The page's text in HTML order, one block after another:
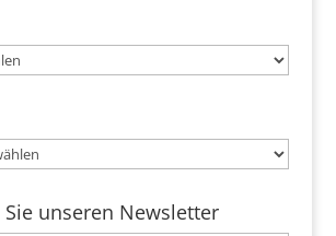
unseren Newsletter